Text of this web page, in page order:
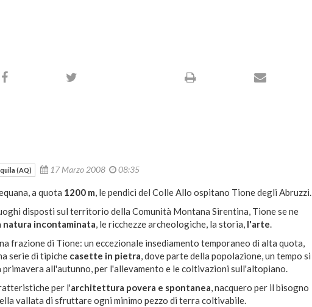
(AQ) 17 Marzo 2008 08:35
a quota 1200 m, le pendici del Colle Allo ospitano Tione degli Abruzzi.
disposti sul territorio della Comunità Montana Sirentina, Tione se ne
natura incontaminata, le ricchezze archeologiche, la storia, l'arte.
frazione di Tione: un eccezionale insediamento temporaneo di alta quota,
serie di tipiche casette in pietra, dove parte della popolazione, un tempo si
all'autunno, per l'allevamento e le coltivazioni sull'altopiano.
per l'architettura povera e spontanea, nacquero per il bisogno
vallata di sfruttare ogni minimo pezzo di terra coltivabile.